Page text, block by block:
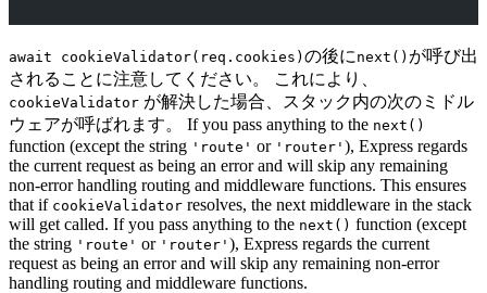
await cookieValidator(req.cookies) の後に next() が呼び出
されることに注意してください。 これにより、
cookieValidator が解決した場合、スタック内の次のミドル
ウェアが呼ばれます。 If you pass anything to the next()
function (except the string 'route' or 'router' ), Express regards
the current request as being an error and will skip any remaining
non-error handling routing and middleware functions. This ensures
that if cookieValidator resolves, the next middleware in the stack
will get called. If you pass anything to the next() function (except
the string 'route' or 'router' ), Express regards the current
request as being an error and will skip any remaining non-error
handling routing and middleware functions.